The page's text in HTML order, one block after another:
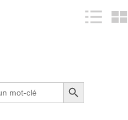
Search Button